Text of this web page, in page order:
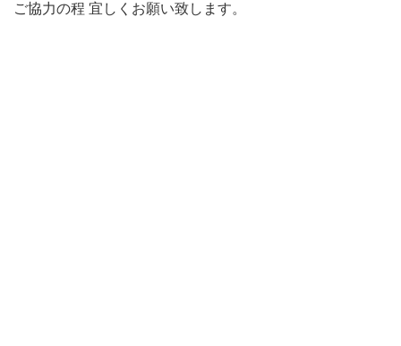
ご協力の程 宜しくお願い致します。